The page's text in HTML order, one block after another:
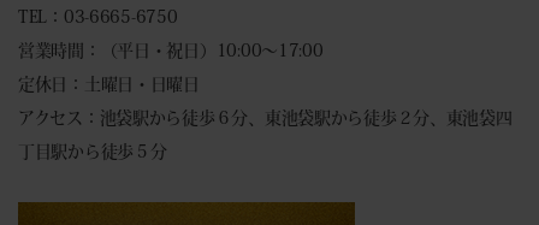
TEL：03-6665-6750
営業時間：（平日・祝日）10:00～17:00
定休日：土曜日・日曜日
アクセス：池袋駅から徒歩６分、東池袋駅から徒歩２分、東池袋四
丁目駅から徒歩５分